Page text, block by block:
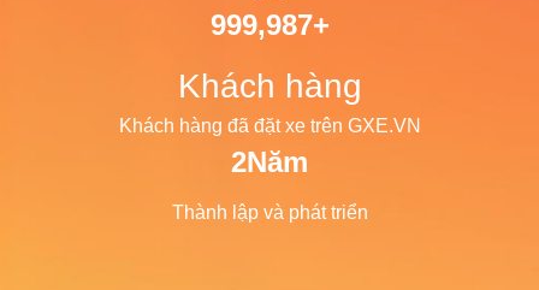
1,000,000+
Khách hàng
Khách hàng đã đặt xe trên GXE.VN
2Năm
Thành lập và phát triển